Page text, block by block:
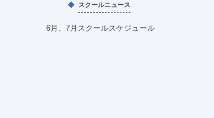
スクールニュース
6月、7月スクールスケジュール